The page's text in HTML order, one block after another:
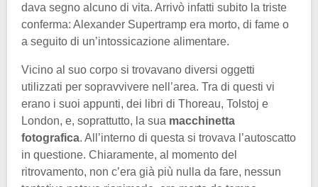
dava segno alcuno di vita. Arrivò infatti subito la triste
conferma: Alexander Supertramp era morto, di fame o
a seguito di un’intossicazione alimentare.
Vicino al suo corpo si trovavano diversi oggetti
utilizzati per sopravvivere nell’area. Tra di questi vi
erano i suoi appunti, dei libri di Thoreau, Tolstoj e
London, e, soprattutto, la sua macchinetta
fotografica. All’interno di questa si trovava l’autoscatto
in questione. Chiaramente, al momento del
ritrovamento, non c’era già più nulla da fare, nessun